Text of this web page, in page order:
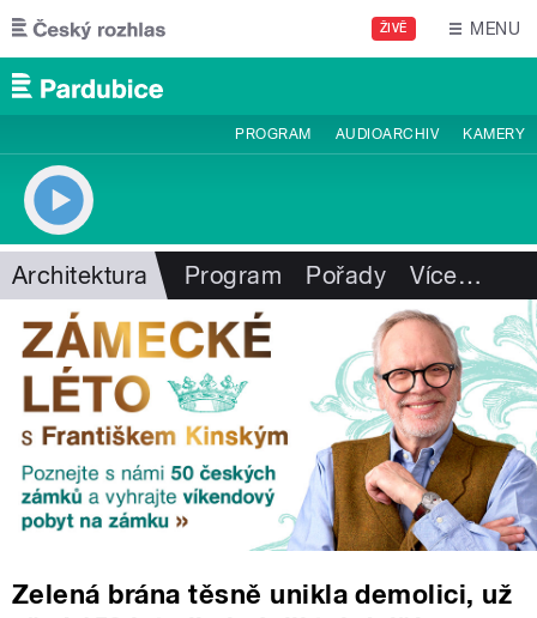
Přejít k hlavnímu obsahu
ŽIVĚ MENU
PROGRAM AUDIOARCHIV KAMERY
Architektura Program Pořady Více…
Zelená brána těsně unikla demolici, už